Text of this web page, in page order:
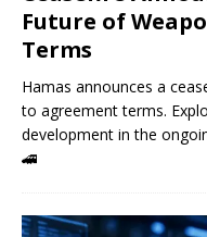
Future of
Terms
Hamas announces a
to agreement terms.
development in the
🚄